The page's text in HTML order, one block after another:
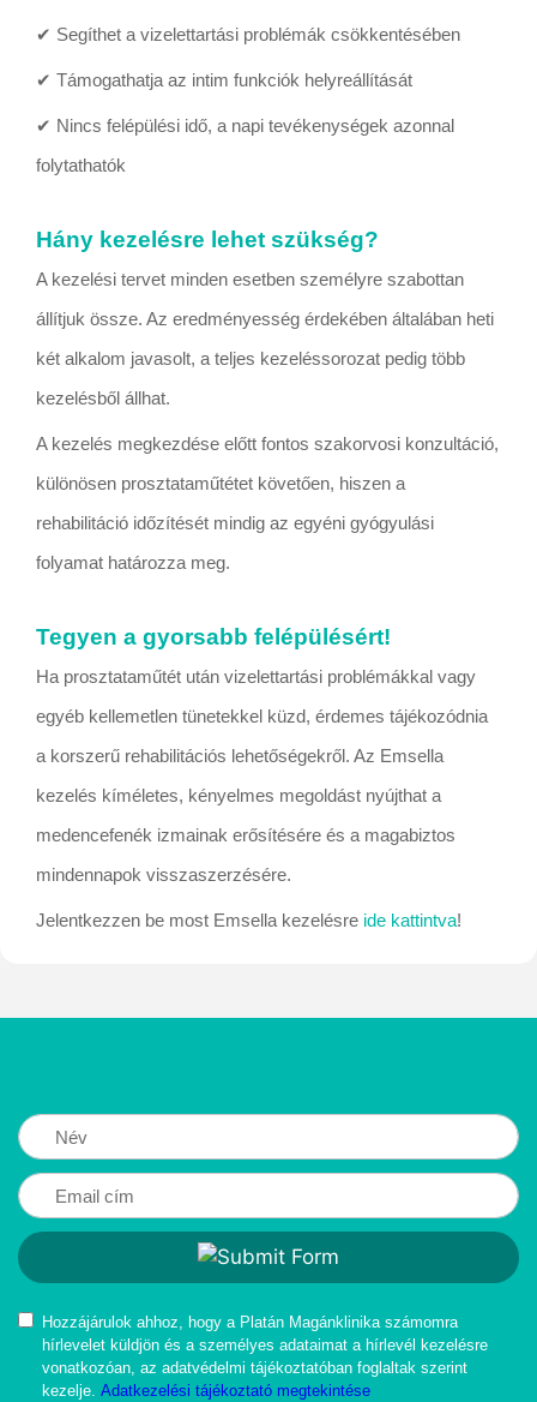
✔ Segíthet a vizelettartási problémák csökkentésében
✔ Támogathatja az intim funkciók helyreállítását
✔ Nincs felépülési idő, a napi tevékenységek azonnal
folytathatók
Hány kezelésre lehet szükség?
A kezelési tervet minden esetben személyre szabottan
állítjuk össze. Az eredményesség érdekében általában heti
két alkalom javasolt, a teljes kezeléssorozat pedig több
kezelésből állhat.
A kezelés megkezdése előtt fontos szakorvosi konzultáció,
különösen prosztataműtétet követően, hiszen a
rehabilitáció időzítését mindig az egyéni gyógyulási
folyamat határozza meg.
Tegyen a gyorsabb felépülésért!
Ha prosztataműtét után vizelettartási problémákkal vagy
egyéb kellemetlen tünetekkel küzd, érdemes tájékozódnia
a korszerű rehabilitációs lehetőségekről. Az Emsella
kezelés kíméletes, kényelmes megoldást nyújthat a
medencefenék izmainak erősítésére és a magabiztos
mindennapok visszaszerzésére.
Jelentkezzen be most Emsella kezelésre ide kattintva!
Hozzájárulok ahhoz, hogy a Platán Magánklinika számomra
hírlevelet küldjön és a személyes adataimat a hírlevél kezelésre
vonatkozóan, az adatvédelmi tájékoztatóban foglaltak szerint
kezelje. Adatkezelési tájékoztató megtekintése